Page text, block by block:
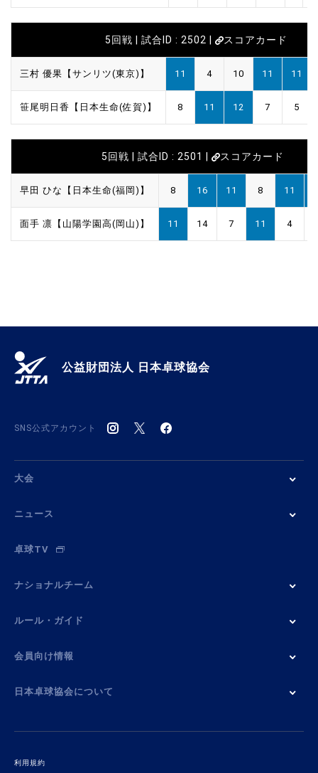
5回戦 | 試合ID : 2502 | スコアカード
三村 優果【サンリツ(東京)】 11 4 10 11 11
笹尾明日香【日本生命(佐賀)】 8 11 12 7 5
5回戦 | 試合ID : 2501 | スコアカード
早田 ひな【日本生命(福岡)】 8 16 11 8 11
面手 凛【山陽学園高(岡山)】 11 14 7 11 4
公益財団法人 日本卓球協会
SNS公式アカウント
大会
ニュース
卓球TV
ナショナルチーム
ルール・ガイド
会員向け情報
日本卓球協会について
利用規約